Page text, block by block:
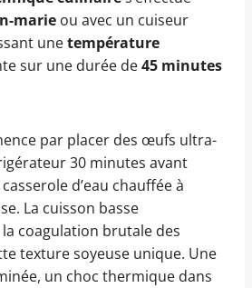
marie ou avec un cuiseur
unetempérature
sur une durée de45 minutes
par placer des œufs ultra-
30 minutes avant
d’eau chauffée à
La cuisson basse
coagulation brutale des
texture soyeuse unique. Une
un choc thermique dans